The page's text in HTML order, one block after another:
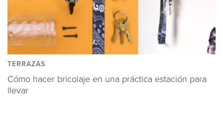
TERRAZAS
Cómo hacer bricolaje en una práctica estación para
llevar